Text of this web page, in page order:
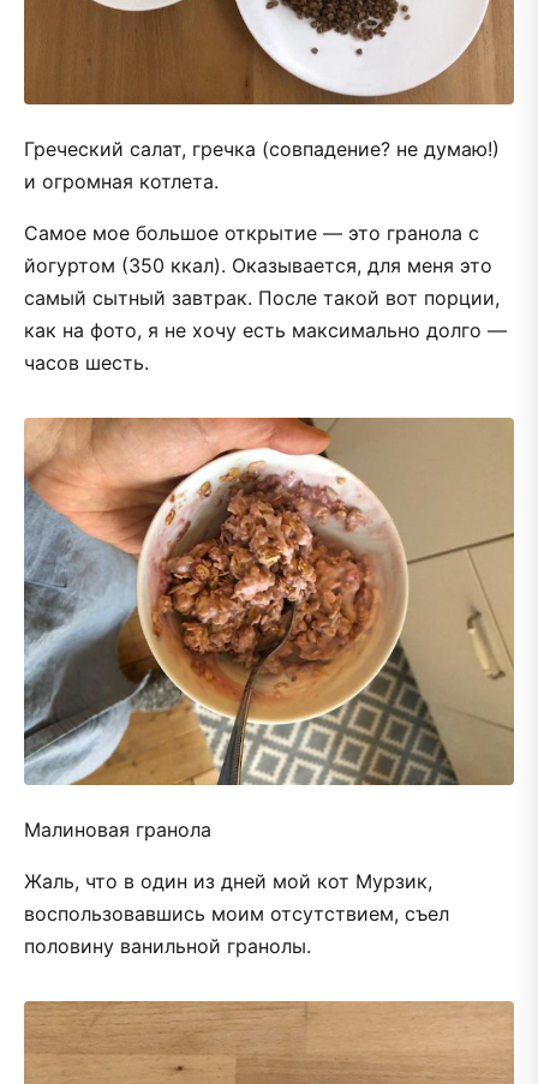
Греческий салат, гречка (совпадение? не думаю!)
и огромная котлета.
Самое мое большое открытие — это гранола с
йогуртом (350 ккал). Оказывается, для меня это
самый сытный завтрак. После такой вот порции,
как на фото, я не хочу есть максимально долго —
часов шесть.
Малиновая гранола
Жаль, что в один из дней мой кот Мурзик,
воспользовавшись моим отсутствием, съел
половину ванильной гранолы.